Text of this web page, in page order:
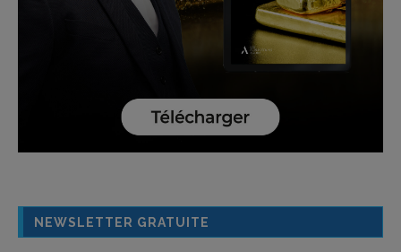
NEWSLETTER GRATUITE